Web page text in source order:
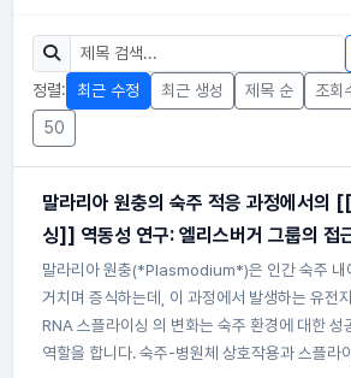
정렬:
최근 수정 최근 생성 제목 순 조회
50
말라리아 원충의 숙주 적응 과정에서의
싱]] 역동성 연구: 엘리스버거 그룹의 접
말라리아 원충(*Plasmodium*)은 인간 숙주 내
거치며 증식하는데, 이 과정에서 발생하는 유전
RNA 스플라이싱 의 변화는 숙주 환경에 대한 성
역할을 합니다. 숙주-병원체 상호작용과 스플라